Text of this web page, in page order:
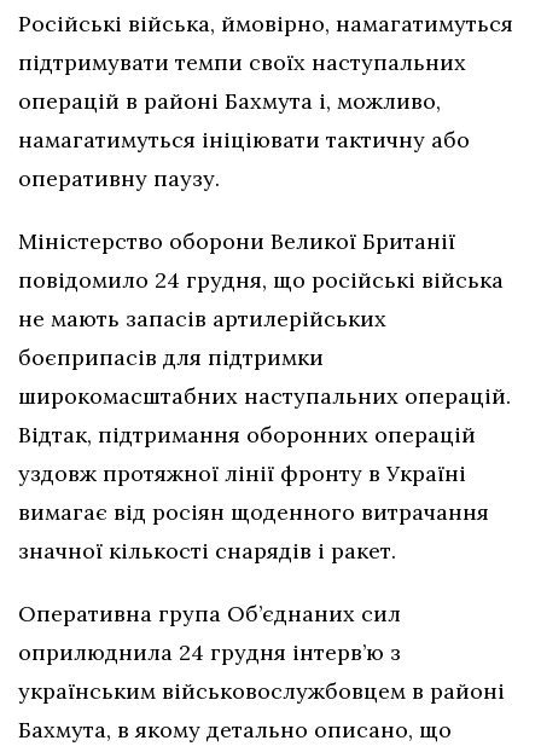
Російські війська, ймовірно, намагатимуться
підтримувати темпи своїх наступальних
операцій в районі Бахмута і, можливо,
намагатимуться ініціювати тактичну або
оперативну паузу.
Міністерство оборони Великої Британії
повідомило 24 грудня, що російські війська
не мають запасів артилерійських
боєприпасів для підтримки
широкомасштабних наступальних операцій.
Відтак, підтримання оборонних операцій
уздовж протяжної лінії фронту в Україні
вимагає від росіян щоденного витрачання
значної кількості снарядів і ракет.
Оперативна група Об’єднаних сил
оприлюднила 24 грудня інтерв’ю з
українським військовослужбовцем в районі
Бахмута, в якому детально описано, що